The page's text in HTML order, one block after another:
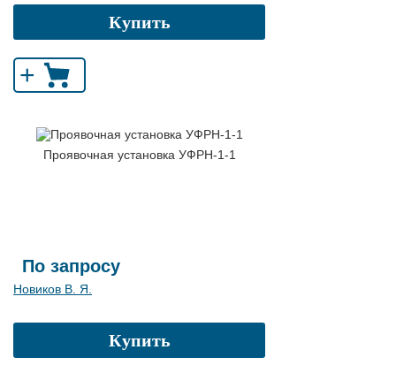
Купить
+
Проявочная установка УФРН-1-1
По запросу
Новиков В. Я.
Купить